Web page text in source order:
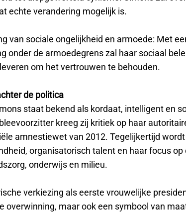
echte verandering mogelijk is.
van sociale ongelijkheid en armoede: Met
onder de armoedegrens zal haar sociaal
om het vertrouwen te behouden.
de politica
staat bekend als kordaat, intelligent en
kreeg zij kritiek op haar
amnestiewet van 2012. Tegelijkertijd
organisatorisch talent en haar focus op
onderwijs en milieu.
verkiezing als eerste vrouwelijke
overwinning, maar ook een symbool van